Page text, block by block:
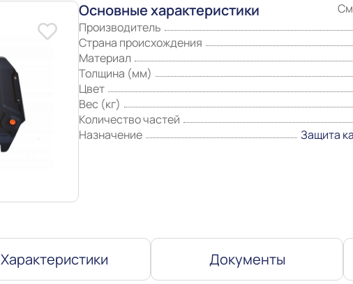
Основные характеристики
Производитель
Страна происхождения
Материал
Толщина (мм)
Цвет
Вес (кг)
Количество частей
Назначение
Защита
Характеристики Документы